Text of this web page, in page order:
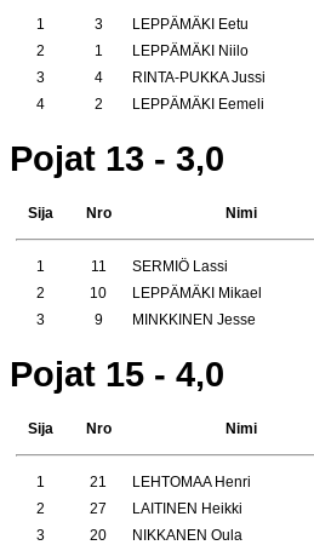
1 3 LEPPÄMÄKI Eetu
2
1 LEPPÄMÄKI Niilo
3
4 RINTA-PUKKA Jussi
4
2 LEPPÄMÄKI Eemeli
Pojat 13 - 3,0
Sija Nro Nimi
1 11 SERMIÖ Lassi
2
10 LEPPÄMÄKI Mikael
3
9 MINKKINEN Jesse
Pojat 15 - 4,0
Sija Nro Nimi
1 21 LEHTOMAA Henri
2
27 LAITINEN Heikki
3
20 NIKKANEN Oula